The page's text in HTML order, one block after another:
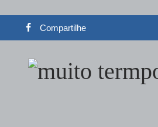
Compartilhe